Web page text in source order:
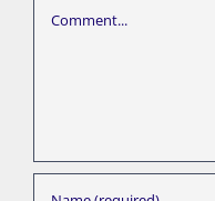
Comment